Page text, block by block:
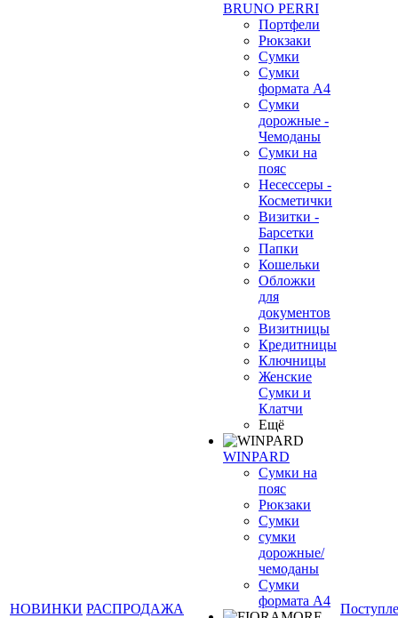
НОВИНКИ РАСПРОДАЖА
BRUNO PERRI
Портфели
Рюкзаки
Сумки
Сумки
формата А4
Сумки
дорожные -
Чемоданы
Сумки на
пояс
Несессеры -
Косметички
Визитки -
Барсетки
Папки
Кошельки
Обложки
для
документов
Визитницы
Кредитницы
Ключницы
Женские
Сумки и
Клатчи
Ещё
WINPARD
Сумки на
пояс
Рюкзаки
Сумки
сумки
дорожные/
чемоданы
Сумки
формата А4